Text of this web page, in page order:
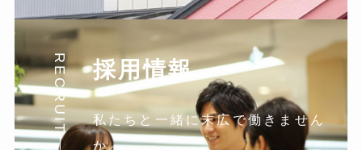
RECRUIT 採用情報
私たちと一緒に末広で働きません
か。